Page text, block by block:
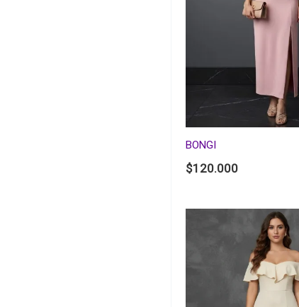
BONGI
$120.000